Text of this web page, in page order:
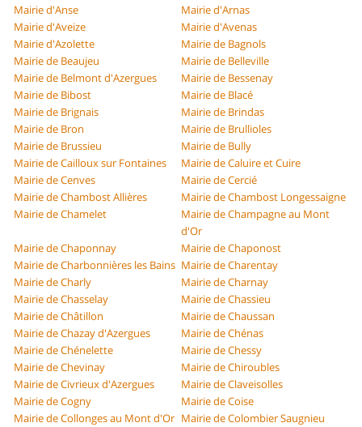
Mairie d'Anse
Mairie d'Arnas
Mairie d'Aveize
Mairie d'Avenas
Mairie d'Azolette
Mairie de Bagnols
Mairie de Beaujeu
Mairie de Belleville
Mairie de Belmont d'Azergues
Mairie de Bessenay
Mairie de Bibost
Mairie de Blacé
Mairie de Brignais
Mairie de Brindas
Mairie de Bron
Mairie de Brullioles
Mairie de Brussieu
Mairie de Bully
Mairie de Cailloux sur Fontaines
Mairie de Caluire et Cuire
Mairie de Cenves
Mairie de Cercié
Mairie de Chambost Allières
Mairie de Chambost Longessaigne
Mairie de Chamelet
Mairie de Champagne au Mont
d'Or
Mairie de Chaponnay
Mairie de Chaponost
Mairie de Charbonnières les Bains Mairie de Charentay
Mairie de Charly
Mairie de Charnay
Mairie de Chasselay
Mairie de Chassieu
Mairie de Châtillon
Mairie de Chaussan
Mairie de Chazay d'Azergues
Mairie de Chénas
Mairie de Chénelette
Mairie de Chessy
Mairie de Chevinay
Mairie de Chiroubles
Mairie de Civrieux d'Azergues
Mairie de Claveisolles
Mairie de Cogny
Mairie de Coise
Mairie de Collonges au Mont d'Or Mairie de Colombier Saugnieu